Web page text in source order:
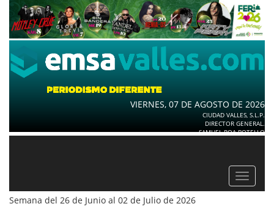
VIERNES, 07 DE AGOSTO DE 2026
CIUDAD VALLES, S.L.P.
DIRECTOR GENERAL.
SAMUEL ROA BOTELLO
Toggle
Semana del 26 de Junio al 02 de Julio de 2026